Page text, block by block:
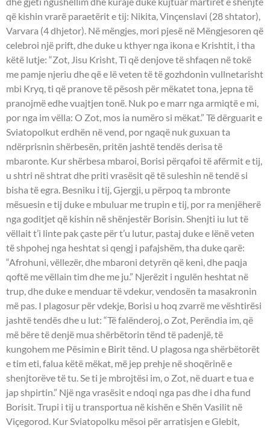
që kishin vrarë paraetërit e tij: Nikita, Vinçenslavi (28 shtator),
Varvara (4 dhjetor). Në mëngjes, mori pjesë në Mëngjesoren që
celebroi një prift, dhe duke u kthyer nga ikona e Krishtit, i tha
këtë lutje: “Zot, Jisu Krisht, Ti që denjove të shfaqen në tokë
me pamje njeriu dhe që e lë veten të të gozhdonin vullnetarisht
mbi Kryq, ti që pranove të pësosh për mëkatet tona, jepna të
pranojmë edhe vuajtjen tonë. Nuk po e marr nga armiqtë e mi,
por nga im vëlla: O Zot, mos ia numëro si mëkat.” Të dërguarit e
Sviatopolkut erdhën në vend, por ngaqë nuk guxuan ta
ndërprisnin shërbesën, pritën jashtë tendës derisa të
mbaronte. Kur shërbesa mbaroi, Borisi përqafoi të afërmit e tij,
u shtri në shtrat dhe priti vrasësit që të suleshin në tendë si
bisha të egra. Besniku i tij, Gjergji, u përpoq ta mbronte
mësuesin e tij duke e mbuluar me trupin e tij, por ra menjëherë
nga goditjet që kishin në shënjestër Borisin. Shenjti iu lut të
vëllait t’i linte pak çaste për t’u lutur, pastaj duke e lënë veten
të shpohej nga heshtat si qengj i pafajshëm, tha duke qarë:
“Afrohuni, vëllezër, dhe mbaroni detyrën që keni, dhe paqja
qoftë me vëllain tim dhe me ju.” Njerëzit i ngulën heshtat në
trup, dhe duke e menduar të vdekur, vendosën ta masakronin
më pas. I plagosur për vdekje, Borisi u hoq zvarrë me vështirësi
jashtë tendës dhe u lut: “Të falënderoj, o Zot, Perëndia im, që
më bëre të denjë mua shërbëtorin tënd të padenjë, të
kungohem me Pësimin e Birit tënd. U plagosa nga shërbëtorët
e tim eti, falua këtë mëkat, më jep prehje në shoqërinë e
shenjtorëve të tu. Se ti je mbrojtësi im, o Zot, në duart e tua e
jap shpirtin.” Një nga vrasësit e ndoqi nga pas dhe i dha fund
Borisit. Trupi i tij u transportua në kishën e Shën Vasilit në
Viçegorod. Kur Sviatopolku mësoi për arratisjen e Glebit,